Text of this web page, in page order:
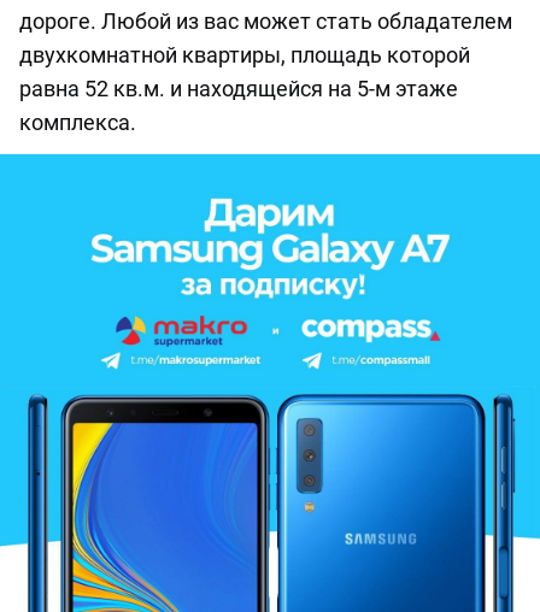
дороге. Любой из вас может стать обладателем
двухкомнатной квартиры, площадь которой
равна 52 кв.м. и находящейся на 5-м этаже
комплекса.